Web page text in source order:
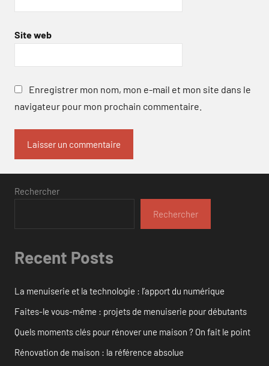
Site web
Enregistrer mon nom, mon e-mail et mon site dans le
navigateur pour mon prochain commentaire.
Rechercher
Rechercher
Recent Posts
La menuiserie et la technologie : l’apport du numérique
Faites-le vous-même : projets de menuiserie pour débutants
Quels moments clés pour rénover une maison ? On fait le point
Rénovation de maison : la référence absolue